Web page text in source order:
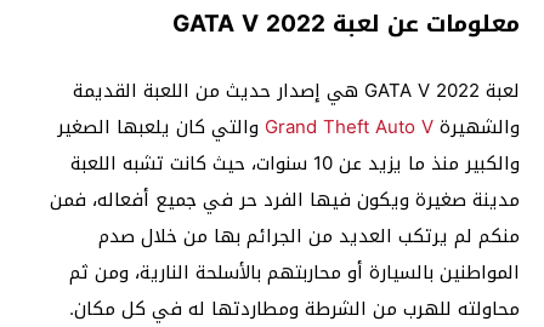
معلومات عن لعبة GATA V 2022
لعبة GATA V 2022 هي إصدار حديث من اللعبة القديمة
والشهيرةGrand Theft Auto V والتي كان يلعبها الصغير
والكبير منذ ما يزيد عن 10 سنوات، حيث كانت تشبه اللعبة
مدينة صغيرة ويكون فيها الفرد حر في جميع أفعاله، فمن
منكم لم يرتكب العديد من الجرائم بها من خلال صدم
المواطنين بالسيارة أو محاربتهم بالأسلحة النارية، ومن ثم
محاولته للهرب من الشرطة ومطاردتها له في كل مكان.